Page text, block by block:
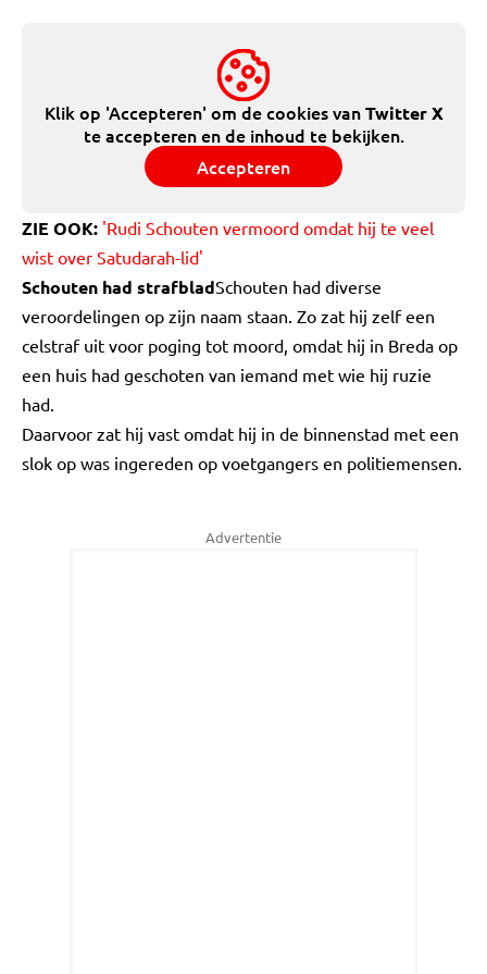
Klik op 'Accepteren' om de cookies vanTwitter X
te accepteren en de inhoud te bekijken.
Accepteren
ZIE OOK: 'Rudi Schouten vermoord omdat hij te veel
wist over Satudarah-lid'
Schouten had strafbladSchouten had diverse
veroordelingen op zijn naam staan. Zo zat hij zelf een
celstraf uit voor poging tot moord, omdat hij in Breda op
een huis had geschoten van iemand met wie hij ruzie
had.
Daarvoor zat hij vast omdat hij in de binnenstad met een
slok op was ingereden op voetgangers en politiemensen.
Advertentie